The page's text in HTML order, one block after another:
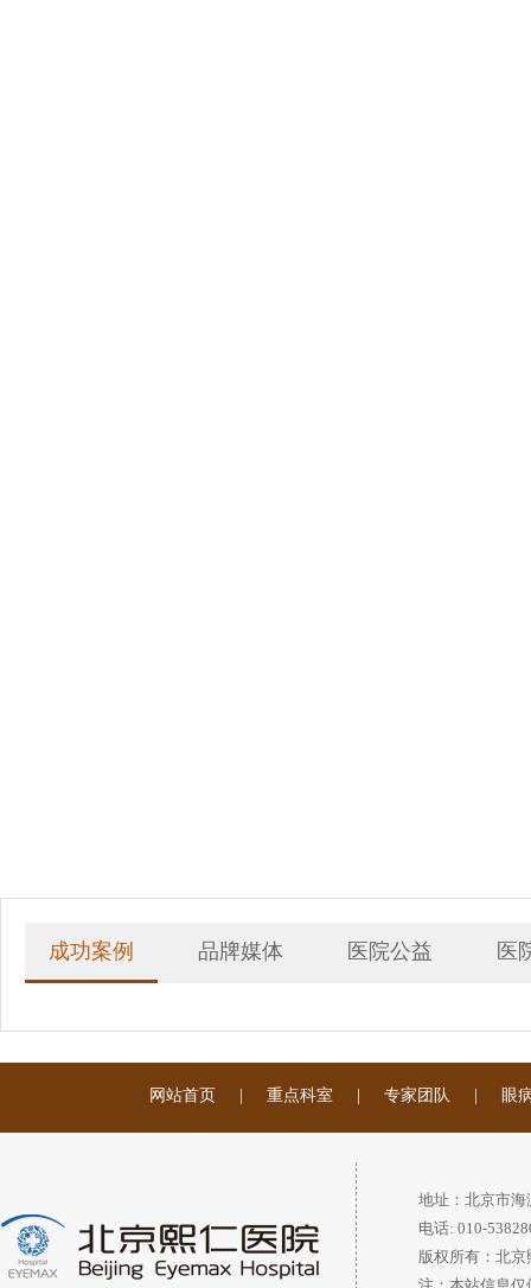
成功案例 品牌媒体 医院公益 医
网站首页 | 重点科室 | 专家团队 | 眼
地址：北京市
电话: 010-
版权所有：北
注：本站信息